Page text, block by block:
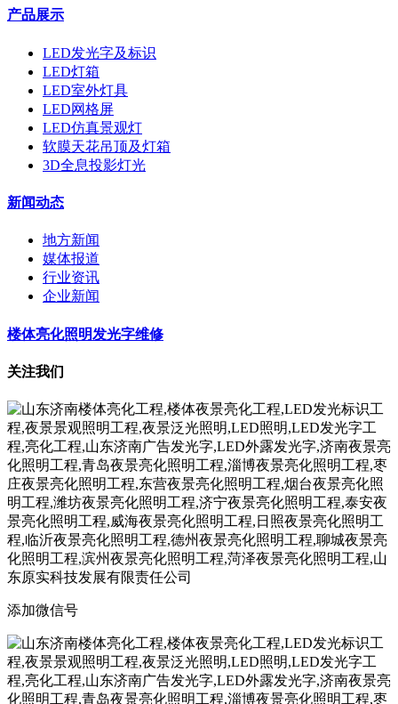
产品展示
LED发光字及标识
LED灯箱
LED室外灯具
LED网格屏
LED仿真景观灯
软膜天花吊顶及灯箱
3D全息投影灯光
新闻动态
地方新闻
媒体报道
行业资讯
企业新闻
楼体亮化照明发光字维修
关注我们
添加微信号